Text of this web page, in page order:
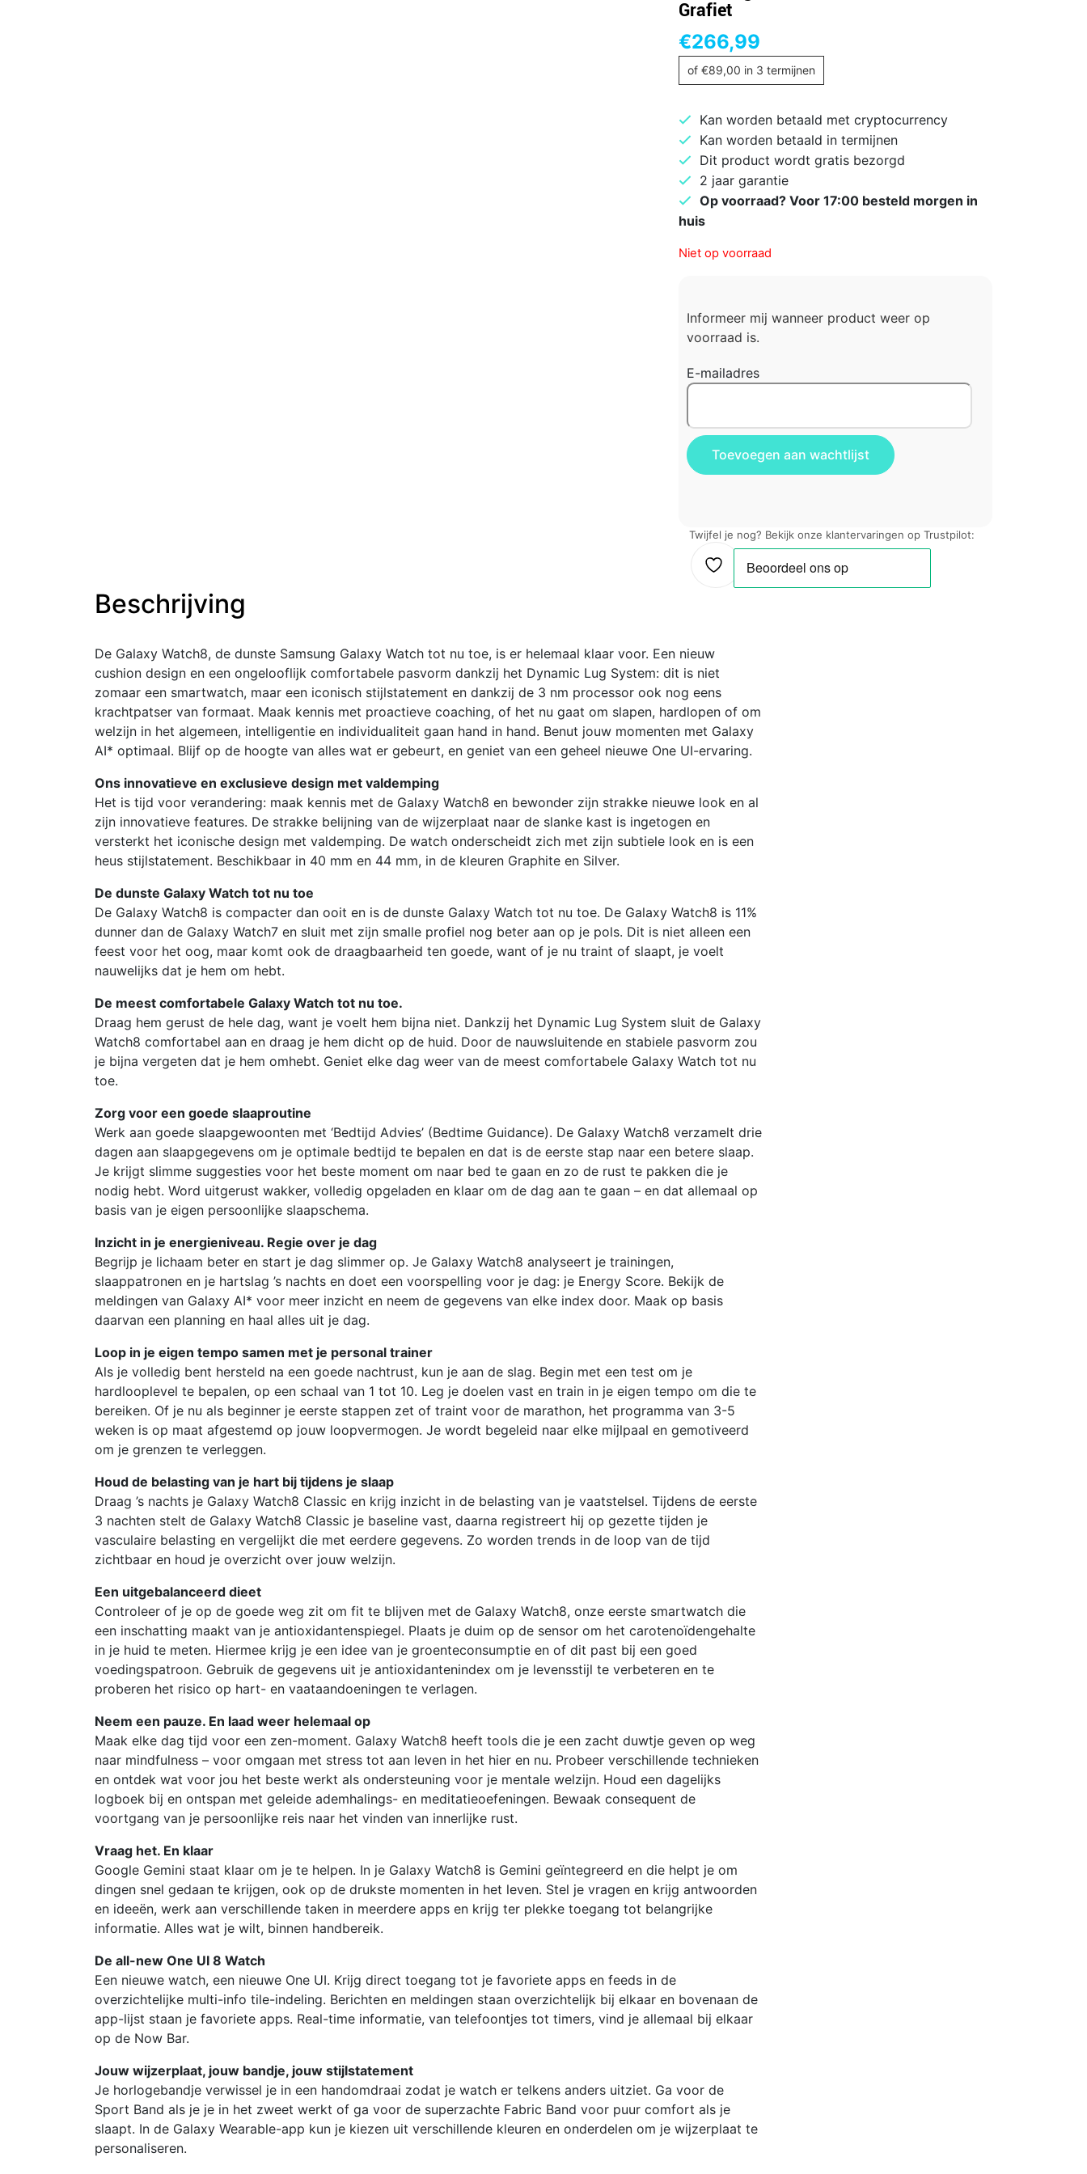
Grafiet
€266,99
of €89,00 in 3 termijnen
Kan worden betaald met cryptocurrency
Kan worden betaald in termijnen
Dit product wordt gratis bezorgd
2 jaar garantie
Op voorraad? Voor 17:00 besteld morgen in
huis
Niet op voorraad
Informeer mij wanneer product weer op
voorraad is.
E-mailadres
Twijfel je nog? Bekijk onze klantervaringen op Trustpilot:
Beschrijving
De Galaxy Watch8, de dunste Samsung Galaxy Watch tot nu toe, is er helemaal klaar voor. Een nieuw
cushion design en een ongelooflijk comfortabele pasvorm dankzij het Dynamic Lug System: dit is niet
zomaar een smartwatch, maar een iconisch stijlstatement en dankzij de 3 nm processor ook nog eens
krachtpatser van formaat. Maak kennis met proactieve coaching, of het nu gaat om slapen, hardlopen of om
welzijn in het algemeen, intelligentie en individualiteit gaan hand in hand. Benut jouw momenten met Galaxy
AI* optimaal. Blijf op de hoogte van alles wat er gebeurt, en geniet van een geheel nieuwe One UI-ervaring.
Ons innovatieve en exclusieve design met valdemping
Het is tijd voor verandering: maak kennis met de Galaxy Watch8 en bewonder zijn strakke nieuwe look en al
zijn innovatieve features. De strakke belijning van de wijzerplaat naar de slanke kast is ingetogen en
versterkt het iconische design met valdemping. De watch onderscheidt zich met zijn subtiele look en is een
heus stijlstatement. Beschikbaar in 40 mm en 44 mm, in de kleuren Graphite en Silver.
De dunste Galaxy Watch tot nu toe
De Galaxy Watch8 is compacter dan ooit en is de dunste Galaxy Watch tot nu toe. De Galaxy Watch8 is 11%
dunner dan de Galaxy Watch7 en sluit met zijn smalle profiel nog beter aan op je pols. Dit is niet alleen een
feest voor het oog, maar komt ook de draagbaarheid ten goede, want of je nu traint of slaapt, je voelt
nauwelijks dat je hem om hebt.
De meest comfortabele Galaxy Watch tot nu toe.
Draag hem gerust de hele dag, want je voelt hem bijna niet. Dankzij het Dynamic Lug System sluit de Galaxy
Watch8 comfortabel aan en draag je hem dicht op de huid. Door de nauwsluitende en stabiele pasvorm zou
je bijna vergeten dat je hem omhebt. Geniet elke dag weer van de meest comfortabele Galaxy Watch tot nu
toe.
Zorg voor een goede slaaproutine
Werk aan goede slaapgewoonten met ‘Bedtijd Advies’ (Bedtime Guidance). De Galaxy Watch8 verzamelt drie
dagen aan slaapgegevens om je optimale bedtijd te bepalen en dat is de eerste stap naar een betere slaap.
Je krijgt slimme suggesties voor het beste moment om naar bed te gaan en zo de rust te pakken die je
nodig hebt. Word uitgerust wakker, volledig opgeladen en klaar om de dag aan te gaan – en dat allemaal op
basis van je eigen persoonlijke slaapschema.
Inzicht in je energieniveau. Regie over je dag
Begrijp je lichaam beter en start je dag slimmer op. Je Galaxy Watch8 analyseert je trainingen,
slaappatronen en je hartslag ’s nachts en doet een voorspelling voor je dag: je Energy Score. Bekijk de
meldingen van Galaxy AI* voor meer inzicht en neem de gegevens van elke index door. Maak op basis
daarvan een planning en haal alles uit je dag.
Loop in je eigen tempo samen met je personal trainer
Als je volledig bent hersteld na een goede nachtrust, kun je aan de slag. Begin met een test om je
hardlooplevel te bepalen, op een schaal van 1 tot 10. Leg je doelen vast en train in je eigen tempo om die te
bereiken. Of je nu als beginner je eerste stappen zet of traint voor de marathon, het programma van 3-5
weken is op maat afgestemd op jouw loopvermogen. Je wordt begeleid naar elke mijlpaal en gemotiveerd
om je grenzen te verleggen.
Houd de belasting van je hart bij tijdens je slaap
Draag ’s nachts je Galaxy Watch8 Classic en krijg inzicht in de belasting van je vaatstelsel. Tijdens de eerste
3 nachten stelt de Galaxy Watch8 Classic je baseline vast, daarna registreert hij op gezette tijden je
vasculaire belasting en vergelijkt die met eerdere gegevens. Zo worden trends in de loop van de tijd
zichtbaar en houd je overzicht over jouw welzijn.
Een uitgebalanceerd dieet
Controleer of je op de goede weg zit om fit te blijven met de Galaxy Watch8, onze eerste smartwatch die
een inschatting maakt van je antioxidantenspiegel. Plaats je duim op de sensor om het carotenoïdengehalte
in je huid te meten. Hiermee krijg je een idee van je groenteconsumptie en of dit past bij een goed
voedingspatroon. Gebruik de gegevens uit je antioxidantenindex om je levensstijl te verbeteren en te
proberen het risico op hart- en vaataandoeningen te verlagen.
Neem een pauze. En laad weer helemaal op
Maak elke dag tijd voor een zen-moment. Galaxy Watch8 heeft tools die je een zacht duwtje geven op weg
naar mindfulness – voor omgaan met stress tot aan leven in het hier en nu. Probeer verschillende technieken
en ontdek wat voor jou het beste werkt als ondersteuning voor je mentale welzijn. Houd een dagelijks
logboek bij en ontspan met geleide ademhalings- en meditatieoefeningen. Bewaak consequent de
voortgang van je persoonlijke reis naar het vinden van innerlijke rust.
Vraag het. En klaar
Google Gemini staat klaar om je te helpen. In je Galaxy Watch8 is Gemini geïntegreerd en die helpt je om
dingen snel gedaan te krijgen, ook op de drukste momenten in het leven. Stel je vragen en krijg antwoorden
en ideeën, werk aan verschillende taken in meerdere apps en krijg ter plekke toegang tot belangrijke
informatie. Alles wat je wilt, binnen handbereik.
De all-new One UI 8 Watch
Een nieuwe watch, een nieuwe One UI. Krijg direct toegang tot je favoriete apps en feeds in de
overzichtelijke multi-info tile-indeling. Berichten en meldingen staan overzichtelijk bij elkaar en bovenaan de
app-lijst staan je favoriete apps. Real-time informatie, van telefoontjes tot timers, vind je allemaal bij elkaar
op de Now Bar.
Jouw wijzerplaat, jouw bandje, jouw stijlstatement
Je horlogebandje verwissel je in een handomdraai zodat je watch er telkens anders uitziet. Ga voor de
Sport Band als je je in het zweet werkt of ga voor de superzachte Fabric Band voor puur comfort als je
slaapt. In de Galaxy Wearable-app kun je kiezen uit verschillende kleuren en onderdelen om je wijzerplaat te
personaliseren.